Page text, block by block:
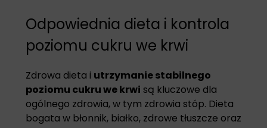
Odpowiednia dieta i kontrola
poziomu cukru we krwi
Zdrowa dieta i utrzymanie stabilnego
poziomu cukru we krwi są kluczowe dla
ogólnego zdrowia, w tym zdrowia stóp. Dieta
bogata w błonnik, białko, zdrowe tłuszcze oraz